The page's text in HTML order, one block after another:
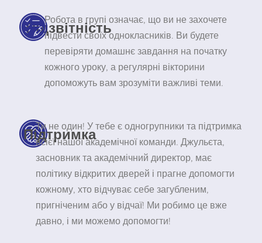
Підзвітність
Робота в групі означає, що ви не захочете
підвести своїх однокласників. Ви будете
перевіряти домашнє завдання на початку
кожного уроку, а регулярні вікторини
допоможуть вам зрозуміти важливі теми.
Підтримка
Ти не один! У тебе є одногрупники та підтримка
всієї нашої академічної команди. Джульєта,
засновник та академічний директор, має
політику відкритих дверей і прагне допомогти
кожному, хто відчуває себе загубленим,
пригніченим або у відчаї! Ми робимо це вже
давно, і ми можемо допомогти!